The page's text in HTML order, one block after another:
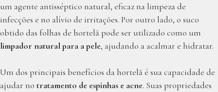
um agente antisséptico natural, eficaz na limpeza de
infecções e no alívio de irritações. Por outro lado, o suco
obtido das folhas de hortelã pode ser utilizado como um
limpador natural para a pele, ajudando a acalmar e hidratar.
Um dos principais benefícios da hortelã é sua capacidade de
ajudar no tratamento de espinhas e acne. Suas propriedades